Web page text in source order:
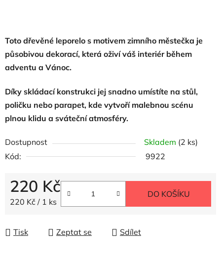
Toto dřevěné leporelo s motivem zimního městečka je
působivou dekorací, která oživí váš interiér během
adventu a Vánoc.
Díky skládací konstrukci jej snadno umístíte na stůl,
poličku nebo parapet, kde vytvoří malebnou scénu
plnou klidu a sváteční atmosféry.
Dostupnost Skladem (2 ks)
Kód:
9922
220 Kč
Měrná cena:
220 Kč / 1 ks
DO KOŠÍKU
Tisk Zeptat se Sdílet